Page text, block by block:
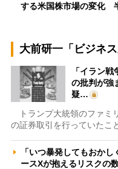
する米国株市場の変化
大前研一「ビジネ
「イラン
の批判が強
疑…
トランプ大統領のファミ
の証券取引を行っていたこ
「いつ暴発してもおか
ースXが抱えるリスクの